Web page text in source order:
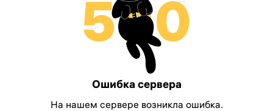
Ошибка сервера
На нашем сервере возникла ошибка.